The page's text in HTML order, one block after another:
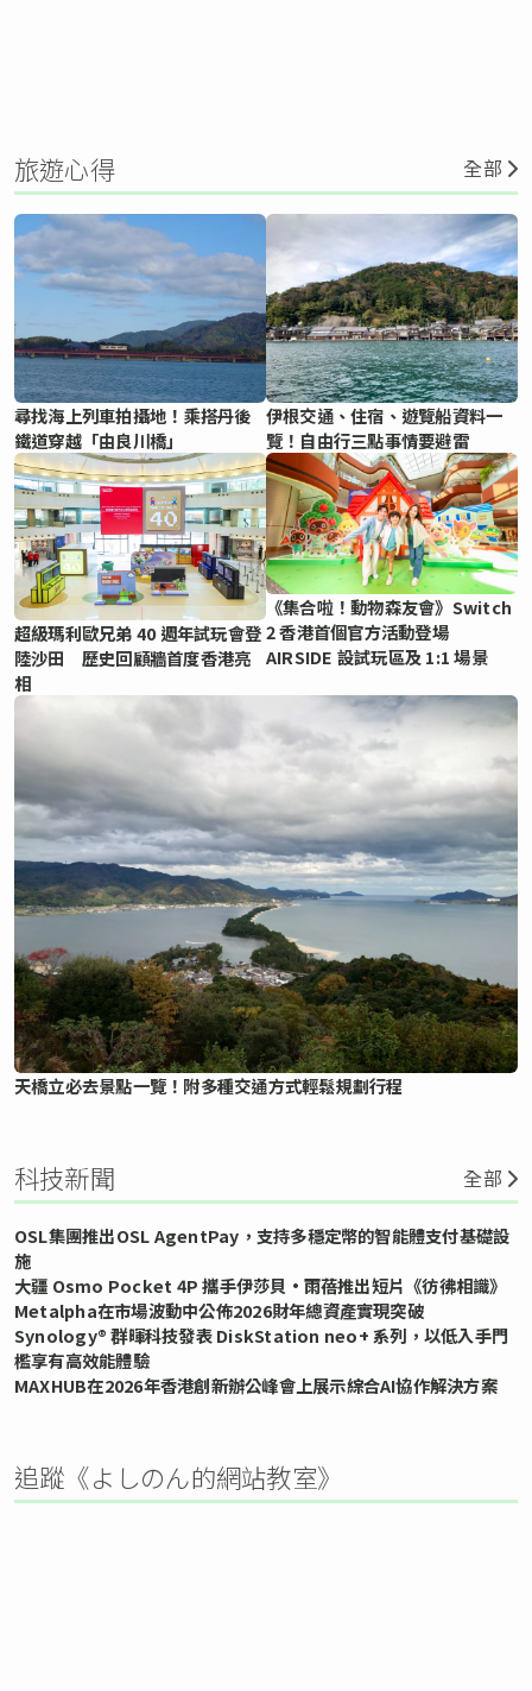
旅遊心得 全部
尋找海上列車拍攝地！乘搭丹後
鐵道穿越「由良川橋」
伊根交通、住宿、遊覽船資料一
覽！自由行三點事情要避雷
超級瑪利歐兄弟 40 週年試玩會登
陸沙田 歷史回顧牆首度香港亮
相
《集合啦！動物森友會》Switch
2 香港首個官方活動登場
AIRSIDE 設試玩區及 1:1 場景
天橋立必去景點一覽！附多種交通方式輕鬆規劃行程
科技新聞 全部
OSL集團推出OSL AgentPay，支持多穩定幣的智能體支付基礎設
施
大疆 Osmo Pocket 4P 攜手伊莎貝•雨蓓推出短片《彷彿相識》
Metalpha在市場波動中公佈2026財年總資產實現突破
Synology® 群暉科技發表 DiskStation neo+ 系列，以低入手門
檻享有高效能體驗
MAXHUB在2026年香港創新辦公峰會上展示綜合AI協作解決方案
追蹤《よしのん的網站教室》